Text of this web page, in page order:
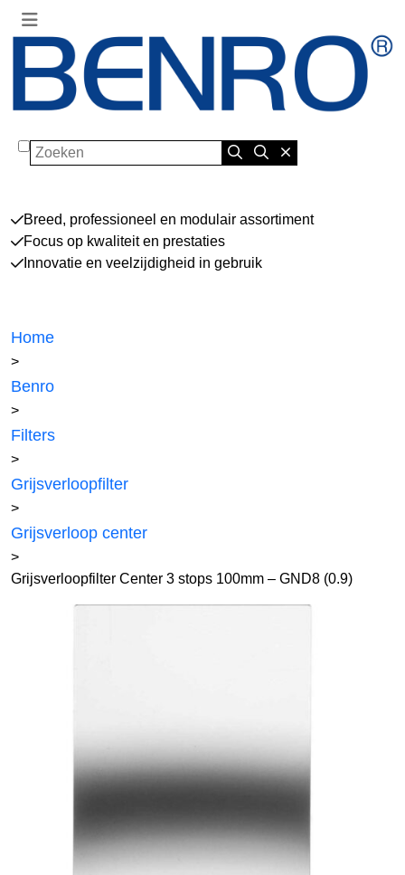
Zoeken
Breed, professioneel en modulair assortiment
Focus op kwaliteit en prestaties
Innovatie en veelzijdigheid in gebruik
Home
>
Benro
>
Filters
>
Grijsverloopfilter
>
Grijsverloop center
>
Grijsverloopfilter Center 3 stops 100mm – GND8 (0.9)